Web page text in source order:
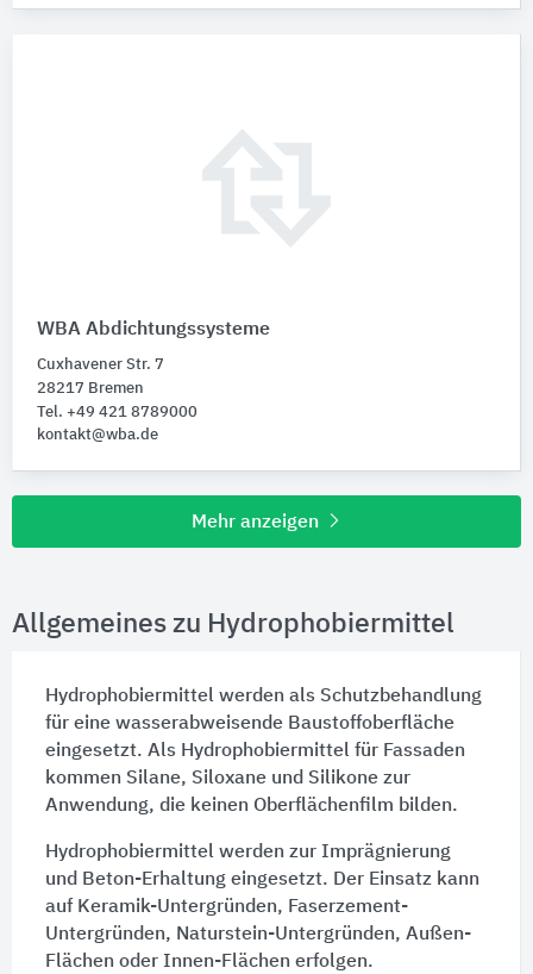
WBA Abdichtungssysteme
Cuxhavener Str. 7
28217 Bremen
Tel. +49 421 8789000
kontakt@wba.de
Mehr anzeigen
Allgemeines zu Hydrophobiermittel
Hydrophobiermittel werden als Schutzbehandlung
für eine wasserabweisende Baustoffoberfläche
eingesetzt. Als Hydrophobiermittel für Fassaden
kommen Silane, Siloxane und Silikonezur
Anwendung, die keinen Oberflächenfilm bilden.
Hydrophobiermittel werden zur Imprägnierung
und Beton-Erhaltungeingesetzt. Der Einsatz kann
auf Keramik-Untergründen, Faserzement-
Untergründen, Naturstein-Untergründen, Außen-
Flächen oder Innen-Flächen erfolgen.